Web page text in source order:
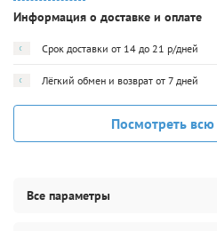
Информация о доставке и оплате
Срок доставки от 14 до 21 р/дней
Лёгкий обмен и возврат от 7 дней
Посмотреть
Все параметры